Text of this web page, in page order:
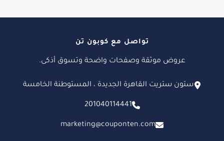
تواصل مع كوبون تن
عروض موثقة وصفحات واضحة وتسوق أذكى.
ستون ستريت القاهرة الجديدة ، المستوطنة الخامسة
201040114441
marketing@couponten.com